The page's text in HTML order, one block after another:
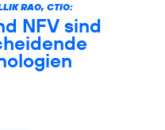
RAO, CTIO:
NFV sind